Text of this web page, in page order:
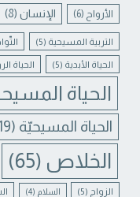
الأرواح (6) الإنسان(8)
التربية المسيحية (5)
الحياة الأبدية (5) الحياة
الحياة
الحياة المسيحيّة (19)
الخلاص (65)
الزواج (5) السلام (4)